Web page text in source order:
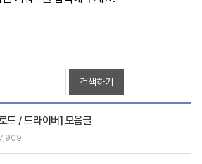
검색하기
드 / 드라이버] 모음글